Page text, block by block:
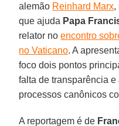
alemão Reinhard Marx,
que ajuda Papa
relator noencontro
no Vaticano. A
foco dois pontos
falta de transparência
processos canônicos
A reportagem é de